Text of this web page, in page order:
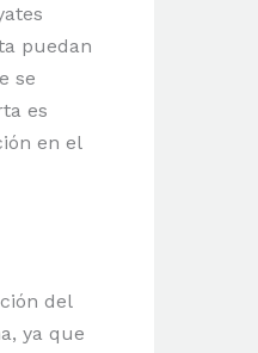
puedan
se
es
en el
del
ya que